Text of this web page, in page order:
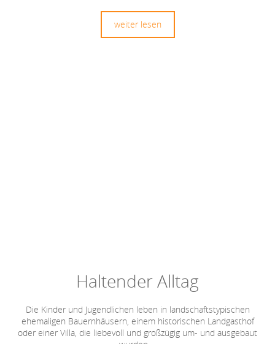
weiter lesen
Haltender Alltag
Die Kinder und Jugendlichen leben in landschaftstypischen
ehemaligen Bauernhäusern, einem historischen Landgasthof
oder einer Villa, die liebevoll und großzügig um- und ausgebaut